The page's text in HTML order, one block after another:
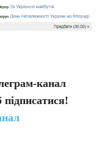
канал